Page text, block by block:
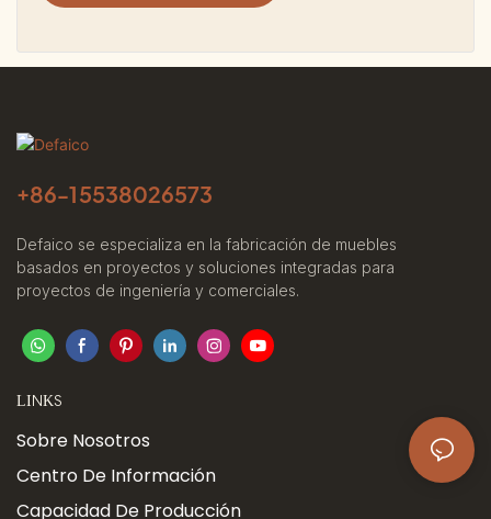
+86-15538026573
Defaico se especializa en la fabricación de muebles
basados ​​en proyectos y soluciones integradas para
proyectos de ingeniería y comerciales.
LINKS
Sobre Nosotros
Centro De Información
Capacidad De Producción